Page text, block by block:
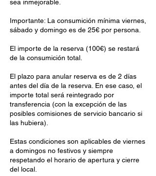
sea inmejorable.
Importante: La consumición mínima viernes,
sábado y domingo es de 25€ por persona.
El importe de la reserva (100€) se restará
de la consumición total.
El plazo para anular reserva es de 2 días
antes del día de la reserva. En ese caso, el
importe total será reintegrado por
transferencia (con la excepción de las
posibles comisiones de servicio bancario si
las hubiera).
Estas condiciones son aplicables de viernes
a domingos no festivos y siempre
respetando el horario de apertura y cierre
del local.